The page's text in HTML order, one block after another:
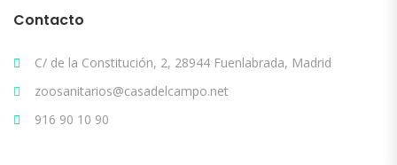
Contacto
C/ de la Constitución, 2, 28944 Fuenlabrada, Madrid
zoosanitarios@casadelcampo.net
916 90 10 90